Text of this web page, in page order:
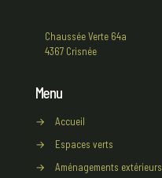
Chaussée Verte 64a
4367 Crisnée
Menu
→
Accueil
→
Espaces verts
→
Aménagements extérieurs